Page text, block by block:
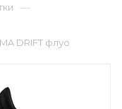
—
DRIFT флуо